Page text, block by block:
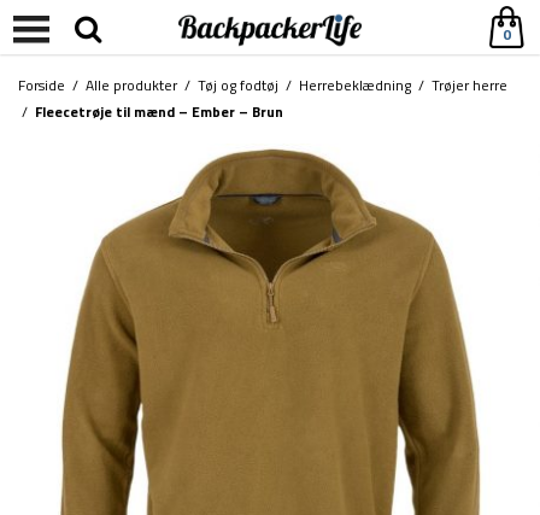
0
Forside / Alle produkter/ Tøj og fodtøj / Herrebeklædning / Trøjer herre
/ Fleecetrøje til mænd – Ember – Brun